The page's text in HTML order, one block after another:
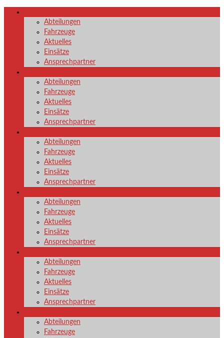
Abteilungen
Fahrzeuge
Aktuelles
Einsätze
Ansprechpartner
Abteilungen
Fahrzeuge
Aktuelles
Einsätze
Ansprechpartner
Abteilungen
Fahrzeuge
Aktuelles
Einsätze
Ansprechpartner
Abteilungen
Fahrzeuge
Aktuelles
Einsätze
Ansprechpartner
Abteilungen
Fahrzeuge
Aktuelles
Einsätze
Ansprechpartner
Abteilungen
Fahrzeuge